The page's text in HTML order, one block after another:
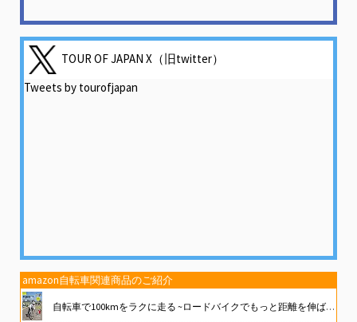
TOUR OF JAPAN X（旧twitter）
Tweets by tourofjapan
amazon自転車関連商品のご紹介
自転車で100kmをラクに走る ~ロードバイクでもっと距離を伸ばしたい人に (大人の自由時間mini)